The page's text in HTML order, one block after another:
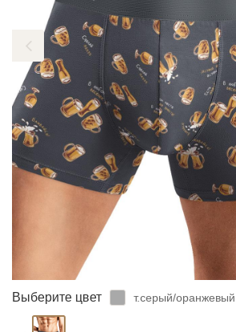
Выберите цвет т.серый/оранжевый